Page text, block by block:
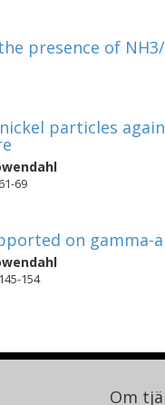
presence of
particles
69
on gamma-
154
Om